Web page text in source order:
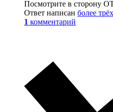
Посмотрите в сторону
Ответ написан более
1 комментарий